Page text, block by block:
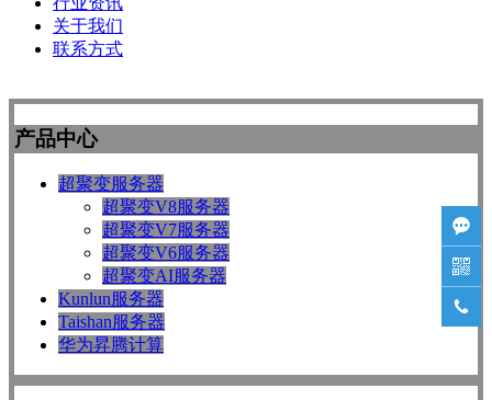
关于我们
联系方式
产品中心
超聚变服务器
超聚变V8服务器
超聚变V7服务器
超聚变V6服务器
超聚变AI服务器
Kunlun服务器
Taishan服务器
华为昇腾计算


